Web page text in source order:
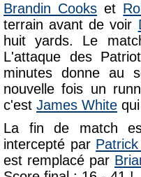
Brandin Cooks et
terrain avant de voir
huit yards. Le
L'attaque des
minutes donne au
nouvelle fois un
c'est James White
La fin de match
intercepté par
est remplacé par